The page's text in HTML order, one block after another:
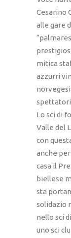
Cesarino
alle gare
mitica
azzurri
spettatori
Lo sci di
Valle del
con
anche
casa il
biellese
sta
solidazio
nello sci
uno sci